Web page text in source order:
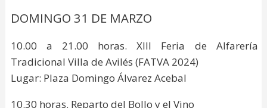
DOMINGO 31 DE MARZO
10.00 a 21.00 horas. XIII Feria de Alfarería
Tradicional Villa de Avilés (FATVA 2024)
Lugar: Plaza Domingo Álvarez Acebal
10.30 horas. Reparto del Bollo y el Vino